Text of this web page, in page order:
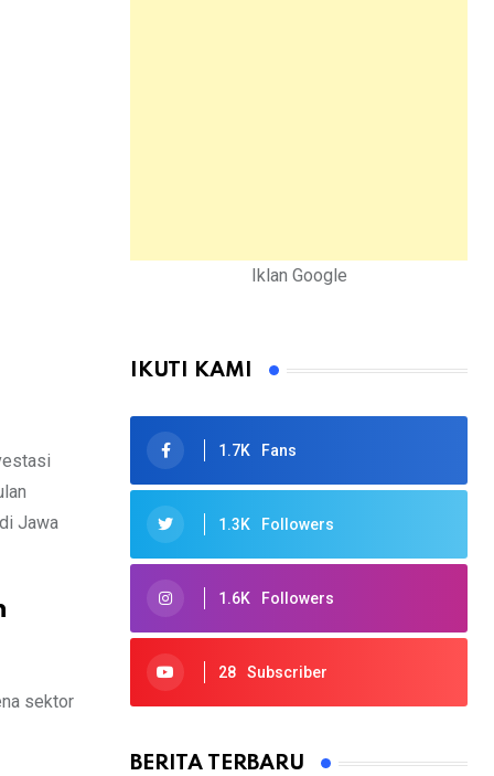
Jawa
sektor
Iklan Google
IKUTI KAMI
1.7K Fans
1.3K Followers
1.6K Followers
28 Subscriber
BERITA TERBARU